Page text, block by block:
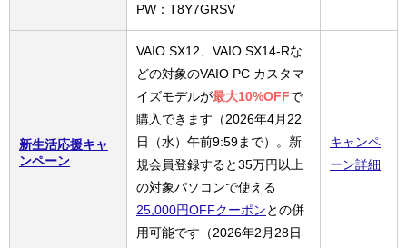
PW：T8Y7GRSV
新生活応援キャ
ンペーン
VAIO SX12、VAIO SX14-Rな
どの対象のVAIO PC カスタマ
イズモデルが最大10%OFFで
購入できます（2026年4月22
日（水）午前9:59まで）。新
規会員登録すると35万円以上
の対象パソコンで使える
25,000円OFFクーポンとの併
用可能です（2026年2月28日
キャンペ
ーン詳細